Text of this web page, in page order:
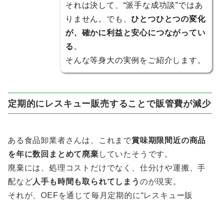
それは決して、“派手な成功談”ではあ
りません。でも、ひとつひとつの変化
が、確かに利益と安心につながってい
る 。
そんな等身大の実例をご紹介します。
定期的にレスキュー販売することで販管費が減少
ある食品卸業者さんは、これまで賞味期限間近の商品
を年に数回まとめて廃棄 していたそうです。
廃棄には、処理コストだけでなく、仕分けや運搬、手
配など人手も時間も取られてしまう のが現実。
それが、OEFを通じて毎月定期的に“レスキュー販